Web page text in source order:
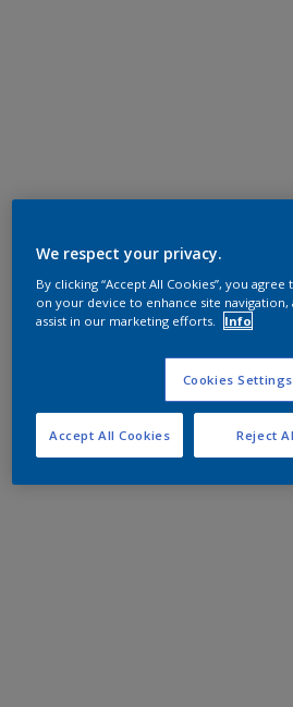
We respect your privacy.
By clicking “Accept All Cookies”, you
on your device to enhance site navigation,
assist in our marketing efforts.
Info
Cookies Settings
Reject
Accept All Cookies